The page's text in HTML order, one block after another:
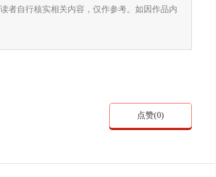
者自行核实相关内容，仅作参考。如因作品内
点赞(0)